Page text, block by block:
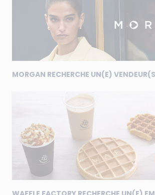
MORGAN RECHERCHE UN(E)